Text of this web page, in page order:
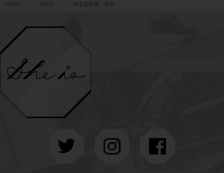
HOME VOICE 地毛証明書／燈里